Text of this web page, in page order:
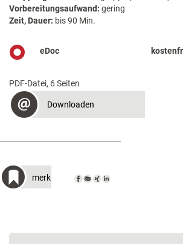
Vorbereitungsaufwand: gering
Zeit, Dauer: bis 90 Min.
eDoc
PDF-Datei, 6 Seiten
Downloaden
merken